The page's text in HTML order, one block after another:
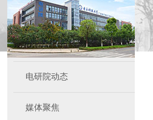
电研院动态
媒体聚焦